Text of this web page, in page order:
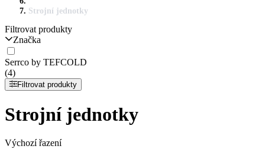
Strojní jednotky
Filtrovat produkty
Značka
Serrco by TEFCOLD
(4)
Filtrovat produkty
Strojní jednotky
Výchozí řazení